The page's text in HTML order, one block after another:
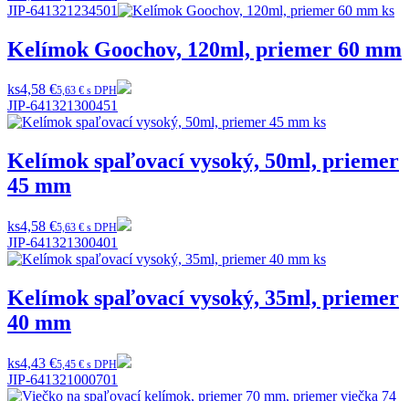
JIP-641321234501
Kelímok Goochov, 120ml, priemer 60 mm
ks4,58 €5,63 € s DPH
JIP-641321300451
Kelímok spaľovací vysoký, 50ml, priemer
45 mm
ks4,58 €5,63 € s DPH
JIP-641321300401
Kelímok spaľovací vysoký, 35ml, priemer
40 mm
ks4,43 €5,45 € s DPH
JIP-641321000701